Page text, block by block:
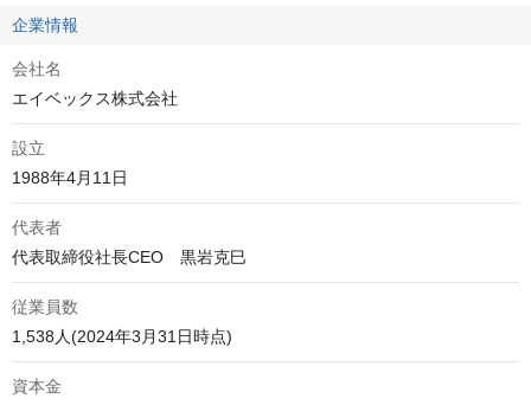
企業情報
会社名
エイベックス株式会社
設立
1988年4月11日
代表者
代表取締役社長CEO 黒岩克巳
従業員数
1,538人(2024年3月31日時点)
資本金